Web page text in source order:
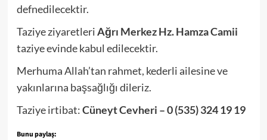
defnedilecektir.
Taziye ziyaretleriAğrı Merkez Hz. Hamza Camii
taziye evinde kabul edilecektir.
Merhuma Allah’tan rahmet, kederli ailesine ve
yakınlarına başsağlığı dileriz.
Taziye irtibat:Cüneyt Cevheri – 0 (535) 324 19 19
Bunu paylaş: